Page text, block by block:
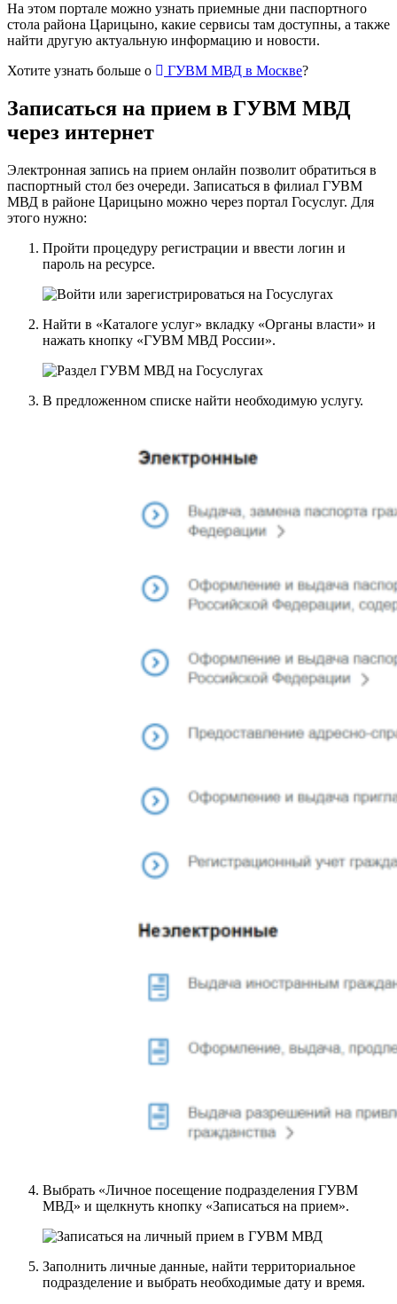
На этом портале можно узнать приемные дни паспортного
стола района Царицыно, какие сервисы там доступны, а также
найти другую актуальную информацию и новости.
Хотите узнать больше о
ГУВМ МВД в Москве?
Записаться на прием в ГУВМ МВД
через интернет
Электронная запись на прием онлайн позволит обратиться в
паспортный стол без очереди. Записаться в филиал ГУВМ
МВД в районе Царицыно можно через портал Госуслуг. Для
этого нужно:
Пройти процедуру регистрации и ввести логин и
пароль на ресурсе.
Найти в «Каталоге услуг» вкладку «Органы власти» и
нажать кнопку «ГУВМ МВД России».
В предложенном списке найти необходимую услугу.
Выбрать «Личное посещение подразделения ГУВМ
МВД» и щелкнуть кнопку «Записаться на прием».
Заполнить личные данные, найти территориальное
подразделение и выбрать необходимые дату и время.